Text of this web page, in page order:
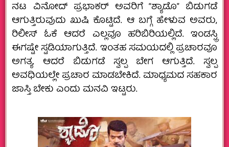
ನಟ ವಿನೋದ್‌ ಪ್ರಭಾಕರ್ ಅವರಿಗೆ “ಶ್ಯಾಡೊ” ಬಿಡುಗಡೆ
ಆಗುತ್ತಿರುವುದು ಖುಷಿ ಕೊಟ್ಟಿದೆ. ಆ ಬಗ್ಗೆ ಹೇಳುವ ಅವರು,
ರಿಲೀಸ್ ಓಕೆ ಆದರೆ ಎಲ್ಲವೂ ಹರಿಬಿರಿಯಲ್ಲಿದೆ. ಇಂಡಸ್ಟ್ರಿ
ಈಗಷ್ಟೇ ಸ್ಟಡಿಯಾಗುತ್ತಿದೆ. ಇಂತಹ ಸಮಯದಲ್ಲಿ ಪ್ರಚಾರವೂ
ಅಗತ್ಯ. ಆದರೆ ಬಿಡುಗಡೆ ಸ್ವಲ್ಪ ಬೇಗ ಆಗುತ್ತಿದೆ. ಸ್ವಲ್ಪ
ಅವಧಿಯಲ್ಲೇ ಪ್ರಚಾರ ಮಾಡಬೇಕಿದೆ. ಮಾಧ್ಯಮದ ಸಹಕಾರ
ಜಾಸ್ತಿ ಬೇಕು ಎಂದು ಮನವಿ ಇಟ್ಟರು.